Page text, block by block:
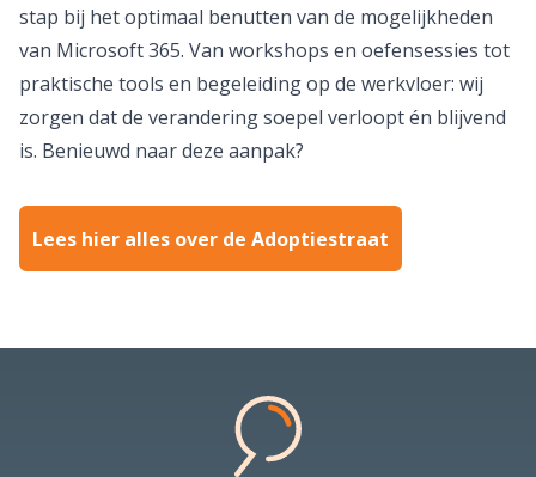
stap bij het optimaal benutten van de mogelijkheden
van Microsoft 365. Van workshops en oefensessies tot
praktische tools en begeleiding op de werkvloer: wij
zorgen dat de verandering soepel verloopt én blijvend
is. Benieuwd naar deze aanpak?
Lees hier alles over de Adoptiestraat